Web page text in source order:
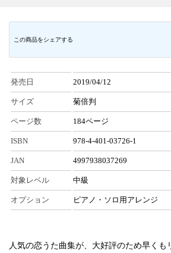
この商品をシェアする
発売日 2019/04/12
サイズ 菊倍判
ページ数 184ページ
ISBN 978-4-401-03726-1
JAN 4997938037269
対象レベル 中級
オプション ピアノ・ソロ用アレンジ
人気の恋うた曲集が、大好評のため早くも